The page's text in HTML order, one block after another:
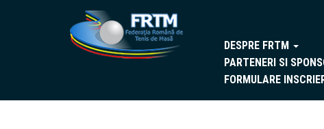
DESPRE FRTM
PARTENERI SI
FORMULARE